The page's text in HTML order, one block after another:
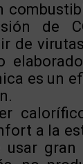
de
de
es un
a la
usar